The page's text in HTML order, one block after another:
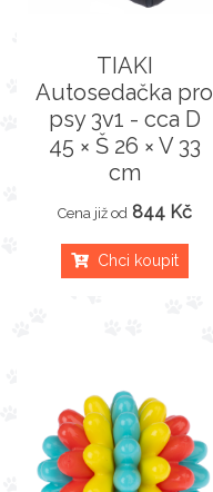
TIAKI
Autosedačka pro
psy 3v1 - cca D
45 × Š 26 × V 33
cm
Cena již od 844 Kč
Chci koupit